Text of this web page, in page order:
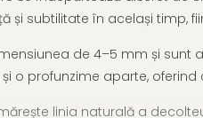
și subtilitate în același
de 4–5 mm și
o profunzime aparte,
linia naturală a